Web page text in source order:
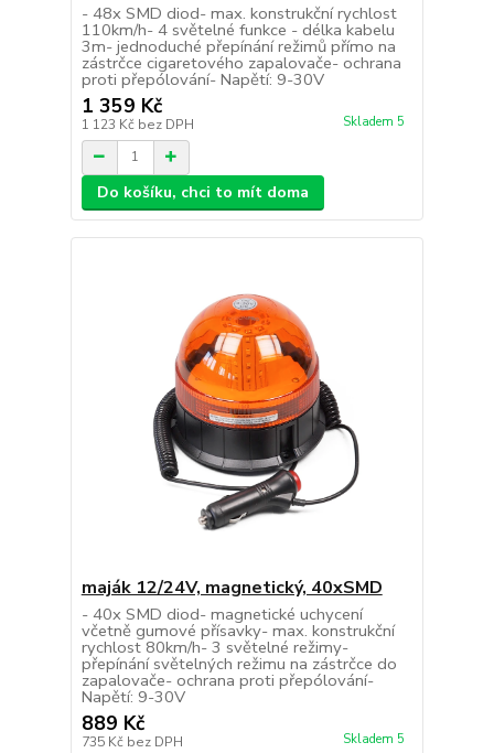
- 48x SMD diod- max. konstrukční rychlost
110km/h- 4 světelné funkce - délka kabelu
3m- jednoduché přepínání režimů přímo na
zástrčce cigaretového zapalovače- ochrana
proti přepólování- Napětí: 9-30V
1 359 Kč
1 123 Kč bez DPH Skladem 5
Do košíku, chci to mít doma
maják 12/24V, magnetický, 40xSMD
- 40x SMD diod- magnetické uchycení
včetně gumové přísavky- max. konstrukční
rychlost 80km/h- 3 světelné režimy-
přepínání světelných režimu na zástrčce do
zapalovače- ochrana proti přepólování-
Napětí: 9-30V
889 Kč
735 Kč bez DPH Skladem 5